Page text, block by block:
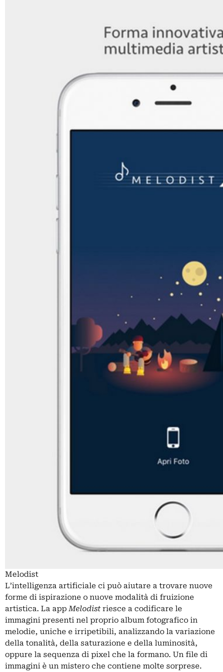
Melodist
L’intelligenza artificiale ci può aiutare a trovare nuove
forme di ispirazione o nuove modalità di fruizione
artistica. La appMelodist riesce a codificare le
immagini presenti nel proprio album fotografico in
melodie, uniche e irripetibili, analizzando la variazione
della tonalità, della saturazione e della luminosità,
oppure la sequenza di pixel che la formano. Un file di
immagini è un mistero che contiene molte sorprese.